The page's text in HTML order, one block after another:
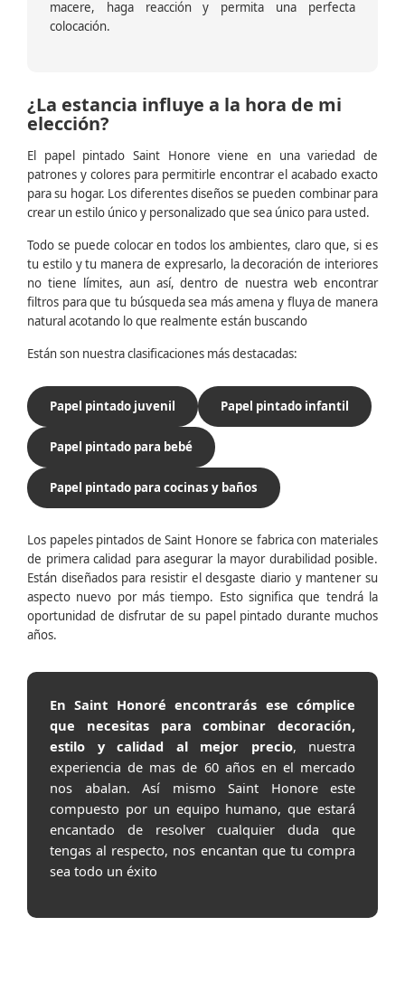
macere, haga reacción y permita una perfecta
colocación.
¿La estancia influye a la hora de mi
elección?
El papel pintado Saint Honore viene en una variedad de
patrones y colores para permitirle encontrar el acabado exacto
para su hogar. Los diferentes diseños se pueden combinar para
crear un estilo único y personalizado que sea único para usted.
Todo se puede colocar en todos los ambientes, claro que, si es
tu estilo y tu manera de expresarlo, la decoración de interiores
no tiene límites, aun así, dentro de nuestra web encontrar
filtros para que tu búsqueda sea más amena y fluya de manera
natural acotando lo que realmente están buscando
Están son nuestra clasificaciones más destacadas:
Papel pintado juvenil Papel pintado infantil
Papel pintado para bebé
Papel pintado para cocinas y baños
Los papeles pintados de Saint Honore se fabrica con materiales
de primera calidad para asegurar la mayor durabilidad posible.
Están diseñados para resistir el desgaste diario y mantener su
aspecto nuevo por más tiempo. Esto significa que tendrá la
oportunidad de disfrutar de su papel pintado durante muchos
años.
En Saint Honoré encontrarás ese cómplice
que necesitas para combinar decoración,
estilo y calidad al mejor precio, nuestra
experiencia de mas de 60 años en el mercado
nos abalan. Así mismo Saint Honore este
compuesto por un equipo humano, que estará
encantado de resolver cualquier duda que
tengas al respecto, nos encantan que tu compra
sea todo un éxito